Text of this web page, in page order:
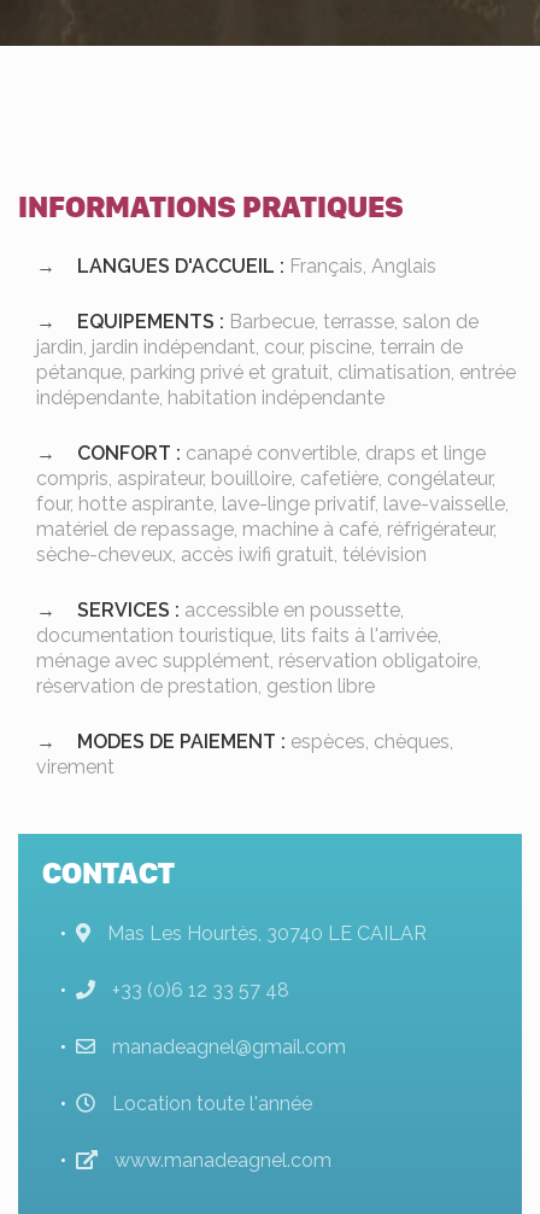
INFORMATIONS PRATIQUES
LANGUES D'ACCUEIL : Français, Anglais
EQUIPEMENTS : Barbecue, terrasse, salon de
jardin, jardin indépendant, cour, piscine, terrain de
pétanque, parking privé et gratuit, climatisation, entrée
indépendante, habitation indépendante
CONFORT : canapé convertible, draps et linge
compris, aspirateur, bouilloire, cafetière, congélateur,
four, hotte aspirante, lave-linge privatif, lave-vaisselle,
matériel de repassage, machine à café, réfrigérateur,
sèche-cheveux, accès iwifi gratuit, télévision
SERVICES : accessible en poussette,
documentation touristique, lits faits à l'arrivée,
ménage avec supplément, réservation obligatoire,
réservation de prestation, gestion libre
MODES DE PAIEMENT : espèces, chèques,
virement
CONTACT
Mas Les Hourtès, 30740 LE CAILAR
+33 (0)6 12 33 57 48
manadeagnel@gmail.com
Location toute l'année
www.manadeagnel.com